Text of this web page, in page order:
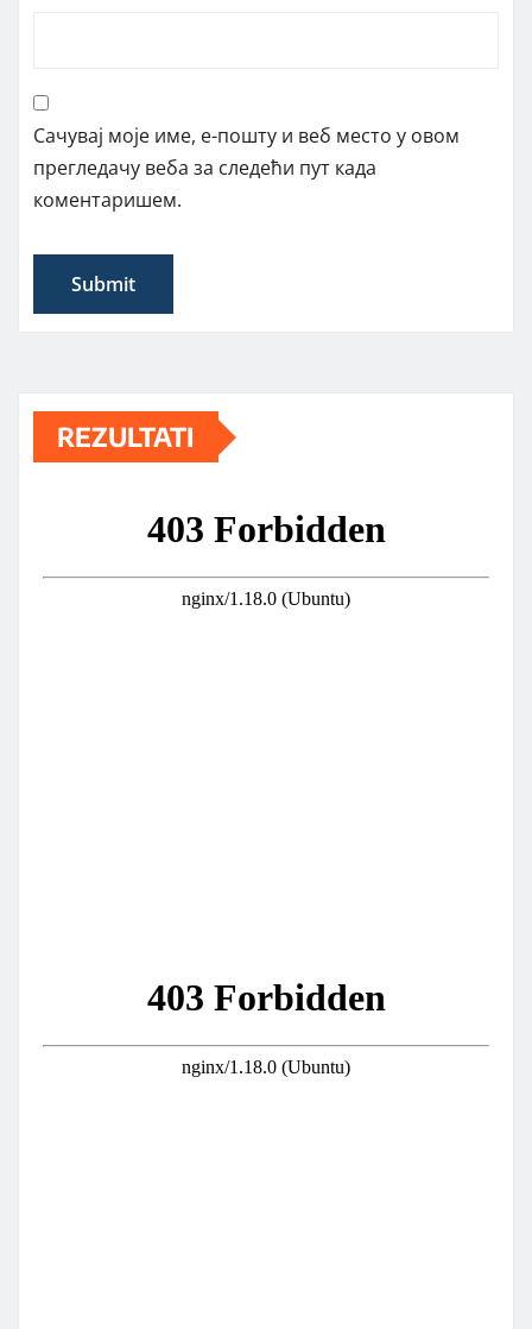
Сачувај моје име, е-пошту и веб место у овом
прегледачу веба за следећи пут када
коментаришем.
REZULTATI